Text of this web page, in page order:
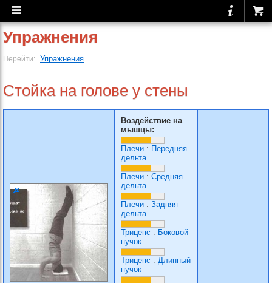
Упражнения
Перейти: Упражнения
Стойка на голове у стены
Воздействие на
мышцы:
Плечи : Передняя
дельта
Плечи : Средняя
дельта
Плечи : Задняя
дельта
Трицепс : Боковой
пучок
Трицепс : Длинный
пучок